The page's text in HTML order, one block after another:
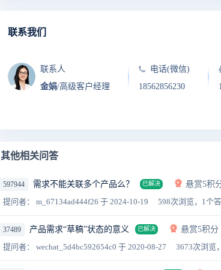
联系我们
联系人
金娟/高级客户经理
电话(微信)
18562856230
其他相关问答
597944 需求不能关联多个产品么？ 已解决
悬赏5积
提问者： m_67134ad444f26 于 2024-10-19 598次浏览，1个
37489 产品需求“草稿”状态的意义 已解决
悬赏5积分
提问者： wechat_5d4bc592654c0 于 2020-08-27 3673次浏览